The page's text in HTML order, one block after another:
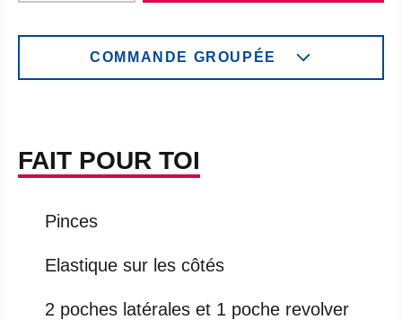
COMMANDE GROUPÉE
FAIT POUR TOI
Pinces
Elastique sur les côtés
2 poches latérales et 1 poche revolver